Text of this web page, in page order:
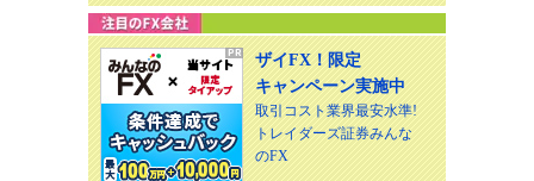
ザイFX！限定
キャンペーン実施中
取引コスト業界最安水準!
トレイダーズ証券みんな
のFX